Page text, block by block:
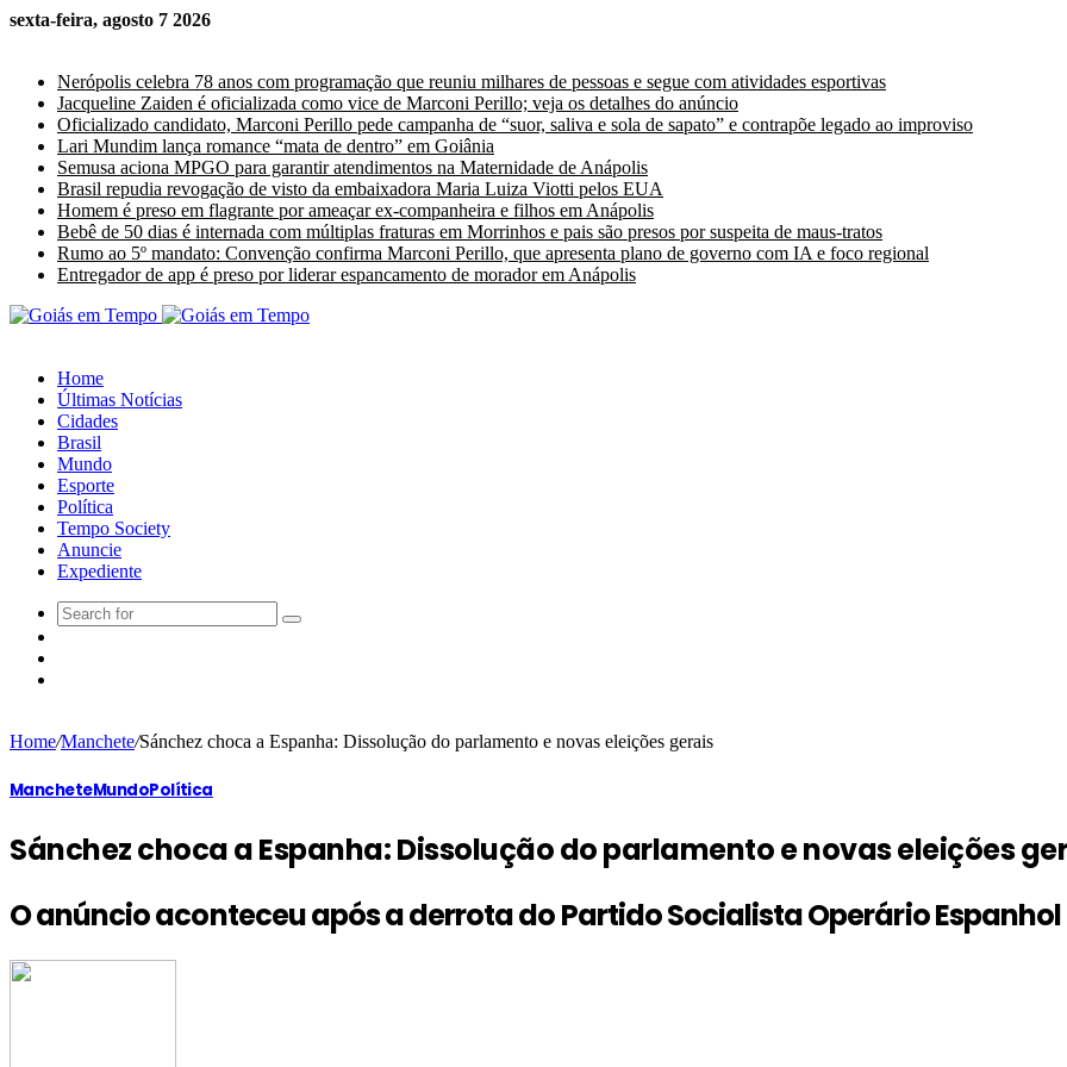
sexta-feira, agosto 7 2026
Nerópolis celebra 78 anos com programação que reuniu milhares de pessoas e segue com atividades esportivas
Jacqueline Zaiden é oficializada como vice de Marconi Perillo; veja os detalhes do anúncio
Oficializado candidato, Marconi Perillo pede campanha de “suor, saliva e sola de sapato” e contrapõe legado ao improviso
Lari Mundim lança romance “mata de dentro” em Goiânia
Semusa aciona MPGO para garantir atendimentos na Maternidade de Anápolis
Brasil repudia revogação de visto da embaixadora Maria Luiza Viotti pelos EUA
Homem é preso em flagrante por ameaçar ex-companheira e filhos em Anápolis
Bebê de 50 dias é internada com múltiplas fraturas em Morrinhos e pais são presos por suspeita de maus-tratos
Rumo ao 5º mandato: Convenção confirma Marconi Perillo, que apresenta plano de governo com IA e foco regional
Entregador de app é preso por liderar espancamento de morador em Anápolis
Home
Últimas Notícias
Cidades
Brasil
Mundo
Esporte
Política
Tempo Society
Anuncie
Expediente
Home/Manchete/Sánchez choca a Espanha: Dissolução do parlamento e novas eleições gerais
MancheteMundoPolítica
Sánchez choca a Espanha: Dissolução do parlamento e novas eleições
O anúncio aconteceu após a derrota do Partido Socialista Operário Espanhol